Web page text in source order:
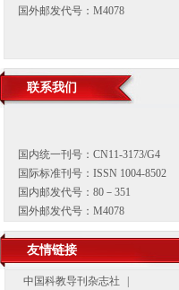
国外邮发代号：M4078
联系我们
国内统一刊号：CN11-3173/G4
国际标准刊号：ISSN 1004-8502
国内邮发代号：80－351
国外邮发代号：M4078
友情链接
中国科教导刊杂志社